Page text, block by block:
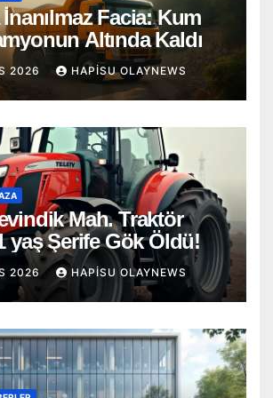
İnanılmaz Facia: Kum
Altında Kaldı
2026 HAPISU OLAYNEWS
Mah. Traktör
yaş Şerife Gök Öldü!
2026 HAPISU OLAYNEWS